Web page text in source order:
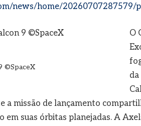
news/home/20260707287579/
©SpaceX
O
da
a missão de lançamento
em suas órbitas planejadas. A